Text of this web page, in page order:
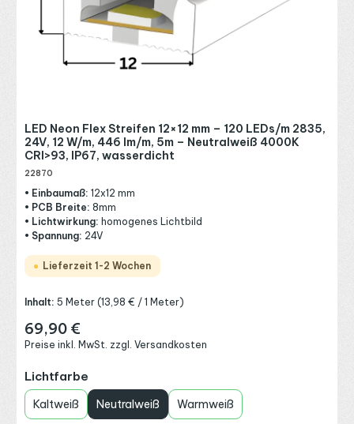
LED Neon Flex Streifen 12×12 mm – 120 LEDs/m 2835,
24V, 12 W/m, 446 lm/m, 5m – Neutralweiß 4000K
CRI>93, IP67, wasserdicht
22870
• Einbaumaß: 12x12 mm
• PCB Breite: 8mm
• Lichtwirkung: homogenes Lichtbild
• Spannung: 24V
Lieferzeit 1-2 Wochen
Inhalt:5 Meter(13,98 € / 1 Meter)
Regulärer Preis:
69,90 €
Preise inkl. MwSt. zzgl. Versandkosten
Lichtfarbe
Kaltweiß Neutralweiß Warmweiß